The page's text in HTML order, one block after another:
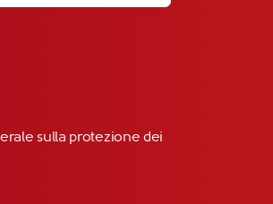
sulla protezione dei